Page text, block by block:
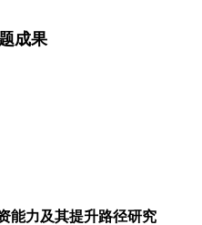
成果
能力及其提升路径研究